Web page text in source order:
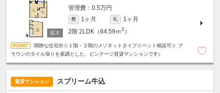
0.5万円
敷 1ヶ月 礼
1ヶ月
2階 2LDK（64.59ｍ2 ）
閑静な住宅街☆１階－２階のメゾネットタイプ☆ペット相談可☆ ブ
ラウンのタイル張りを基調とした、ビンテージ賃貸マンションです♪
賃貸マンション スプリーム牛込